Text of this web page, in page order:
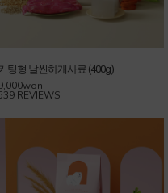
팅형 날씬하개사료 (400g)
REVIEWS